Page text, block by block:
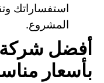
استفساراتك
المشروع.
أفضل شركة
بأسعار